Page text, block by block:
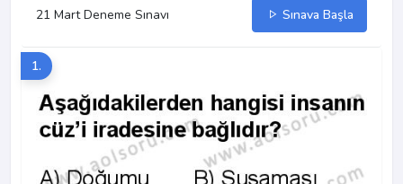
21 Mart Deneme Sınavı Sınava Başla
1.